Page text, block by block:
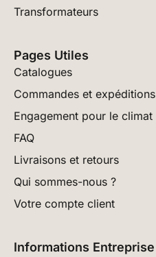
Transformateurs
Pages Utiles
Catalogues
Commandes et expéditions
Engagement pour le climat
FAQ
Livraisons et retours
Qui sommes-nous ?
Votre compte client
Informations Entreprise